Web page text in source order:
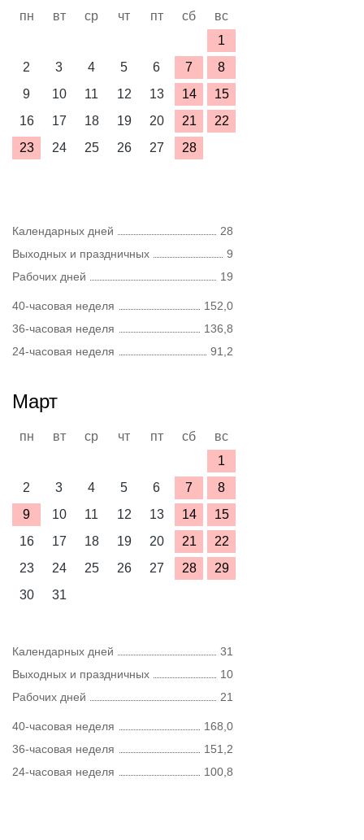
пн вт ср чт пт сб
вс
1
2
3 4 5 6 7
8
9
10 11 12 13 14
15
16
17 18 19 20 21
22
23
24 25 26 27 28
Календарных дней
28
Выходных и праздничных
9
Рабочих дней
19
40-часовая неделя
152,0
36-часовая неделя
136,8
24-часовая неделя
91,2
Март
пн вт ср чт пт сб
вс
1
2
3 4 5 6 7
8
9
10 11 12 13 14
15
16
17 18 19 20 21
22
23
24 25 26 27 28
29
30
31
Календарных дней
31
Выходных и праздничных
10
Рабочих дней
21
40-часовая неделя
168,0
36-часовая неделя
151,2
24-часовая неделя
100,8